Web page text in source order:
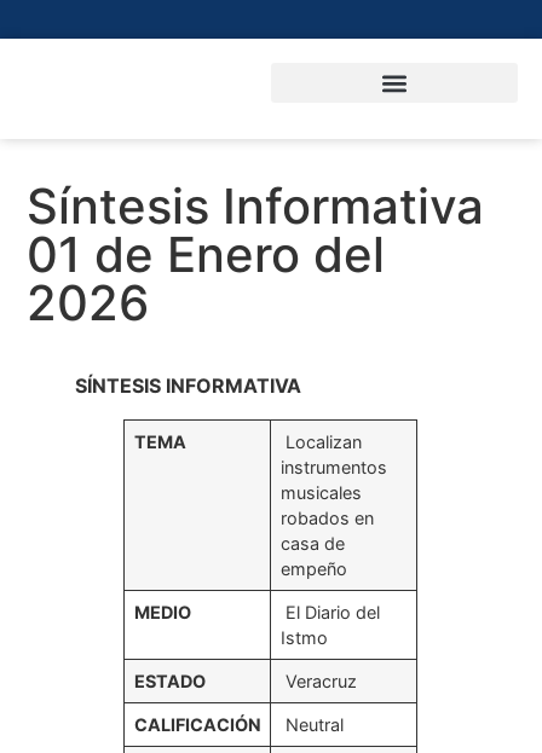
Síntesis Informativa
01 de Enero del
2026
SÍNTESIS INFORMATIVA
TEMA
Localizan
instrumentos
musicales
robados en
casa de
empeño
MEDIO
El Diario del
Istmo
ESTADO Veracruz
CALIFICACIÓN Neutral